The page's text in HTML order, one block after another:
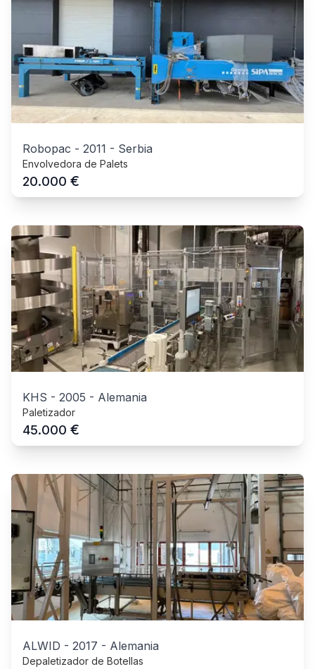
Robopac - 2011 - Serbia
Envolvedora de Palets
20.000 €
KHS - 2005 - Alemania
Paletizador
45.000 €
ALWID - 2017 - Alemania
Depaletizador de Botellas